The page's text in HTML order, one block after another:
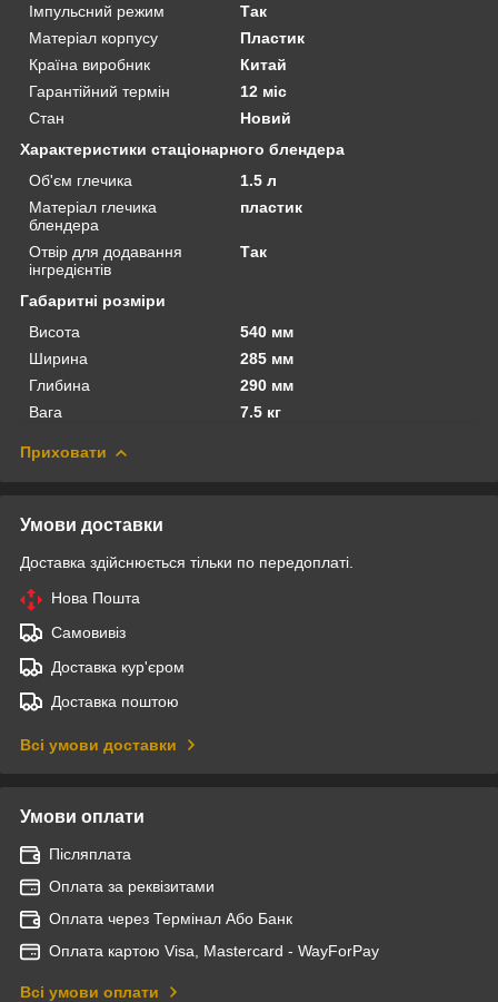
Імпульсний режим
Так
Матеріал корпусу
Пластик
Країна виробник
Китай
Гарантійний термін
12 міс
Стан
Новий
Характеристики стаціонарного блендера
Об'єм глечика
1.5 л
Матеріал глечика
блендера
пластик
Отвір для додавання
інгредієнтів
Так
Габаритні розміри
Висота
540 мм
Ширина
285 мм
Глибина
290 мм
Вага
7.5 кг
Приховати
Умови доставки
Доставка здійснюється тільки по передоплаті.
Нова Пошта
Самовивіз
Доставка кур'єром
Доставка поштою
Всі умови доставки
Умови оплати
Післяплата
Оплата за реквізитами
Оплата через Термінал Або Банк
Оплата картою Visa, Mastercard - WayForPay
Всі умови оплати